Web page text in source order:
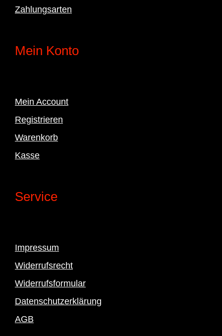
Zahlungsarten
Mein Konto
Mein Account
Registrieren
Warenkorb
Kasse
Service
Impressum
Widerrufsrecht
Widerrufsformular
Datenschutzerklärung
AGB